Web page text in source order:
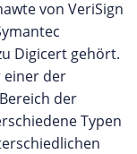
von VeriSign
Digicert gehört.
einer der
der
Typen